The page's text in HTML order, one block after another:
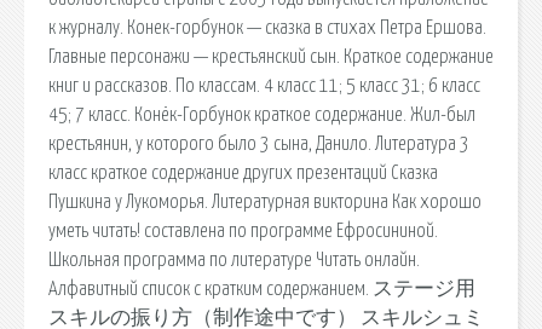
к журналу. Конек-горбунок — сказка в стихах Петра Ершова.
Главные персонажи — крестьянский сын. Краткое содержание
книг и рассказов. По классам. 4 класс 11; 5 класс 31; 6 класс
45; 7 класс. Конёк-Горбунок краткое содержание. Жил-был
крестьянин, у которого было 3 сына, Данило. Литература 3
класс краткое содержание других презентаций Сказка
Пушкина у Лукоморья. Литературная викторина Как хорошо
уметь читать! составлена по программе Ефросининой.
Школьная программа по литературе Читать онлайн.
Алфавитный список с кратким содержанием. ステージ用
スキルの振り方（制作途中です） スキルシュミ